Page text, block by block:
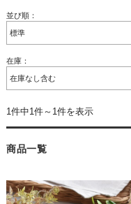
並び順：
在庫：
1件中1件～1件を表示
商品一覧